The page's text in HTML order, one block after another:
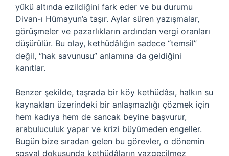
yükü altında ezildiğini fark eder ve bu durumu
Divan-ı Hümayun’a taşır. Aylar süren yazışmalar,
görüşmeler ve pazarlıkların ardından vergi oranları
düşürülür. Bu olay, kethüdâlığın sadece “temsil”
değil, “hak savunusu” anlamına da geldiğini
kanıtlar.
Benzer şekilde, taşrada bir köy kethüdâsı, halkın su
kaynakları üzerindeki bir anlaşmazlığı çözmek için
hem kadıya hem de sancak beyine başvurur,
arabuluculuk yapar ve krizi büyümeden engeller.
Bugün bize sıradan gelen bu görevler, o dönemin
sosyal dokusunda kethüdâların vazgeçilmez